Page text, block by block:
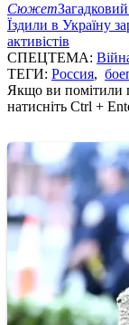
Сюжет
Їздили в Україну
активістів
СПЕЦТЕМА:
ТЕГИ: Россия,
Якщо ви помітили
натисніть Ctrl +